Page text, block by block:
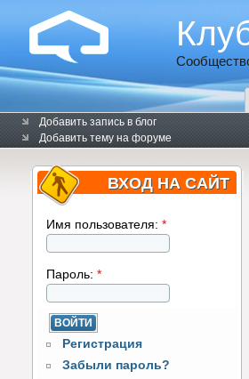
Добавить запись в блог
Добавить тему на форуме
ВХОД НА САЙТ
Имя пользователя: *
Пароль: *
Регистрация
Забыли пароль?